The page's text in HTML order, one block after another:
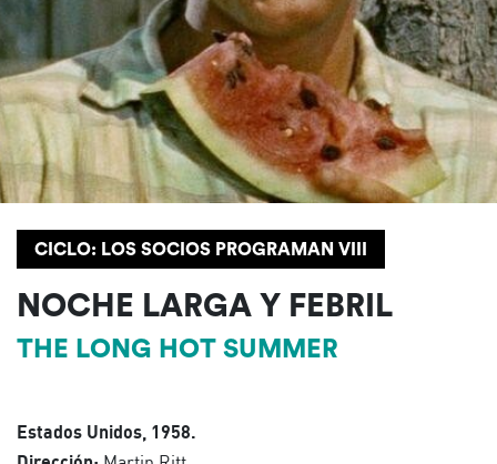
CICLO: LOS SOCIOS PROGRAMAN VIII
NOCHE LARGA Y FEBRIL
THE LONG HOT SUMMER
Estados Unidos, 1958.